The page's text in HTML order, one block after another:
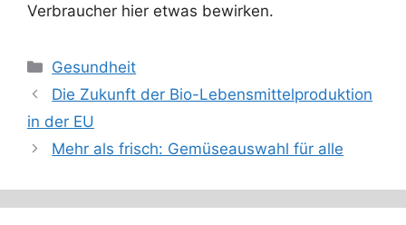
Verbraucher hier etwas bewirken.
Categories
Gesundheit
Die Zukunft der Bio-Lebensmittelproduktion
in der EU
Mehr als frisch: Gemüseauswahl für alle